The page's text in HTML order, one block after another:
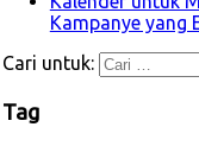
Kampanye yang
Cari untuk:
Tag